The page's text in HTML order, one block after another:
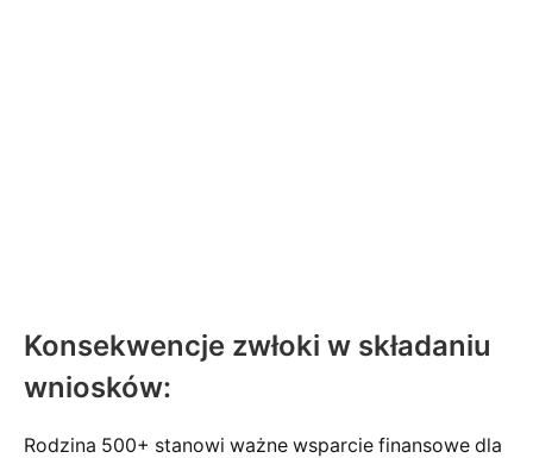
Konsekwencje zwłoki w składaniu
wniosków:
Rodzina 500+ stanowi ważne wsparcie finansowe dla